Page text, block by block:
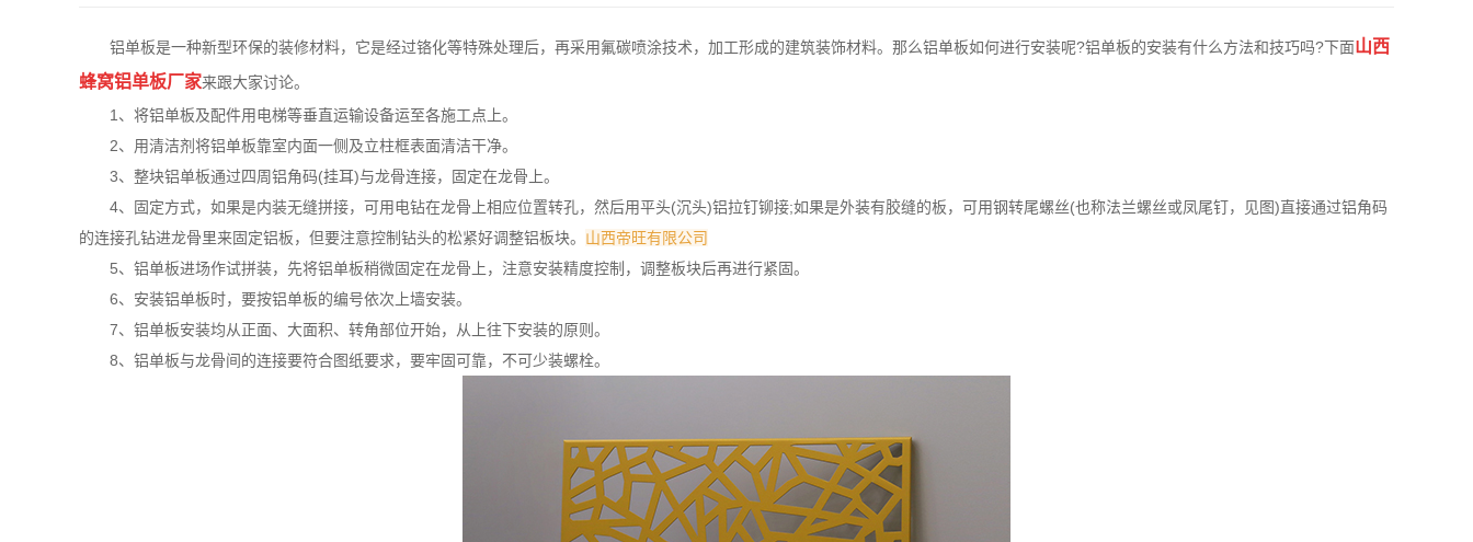
铝单板是一种新型环保的装修材料，它是经过铬化等特殊处理后，再采用氟碳喷涂技术，加工形成的建筑装饰材料。那么铝单板如何进行安装呢?铝单板的安装有什么方法和技巧吗?下面山西
蜂窝铝单板厂家来跟大家讨论。
1、将铝单板及配件用电梯等垂直运输设备运至各施工点上。
2、用清洁剂将铝单板靠室内面一侧及立柱框表面清洁干净。
3、整块铝单板通过四周铝角码(挂耳)与龙骨连接，固定在龙骨上。
4、固定方式，如果是内装无缝拼接，可用电钻在龙骨上相应位置转孔，然后用平头(沉头)铝拉钉铆接;如果是外装有胶缝的板，可用钢转尾螺丝(也称法兰螺丝或凤尾钉，见图)直接通过铝角码
的连接孔钻进龙骨里来固定铝板，但要注意控制钻头的松紧好调整铝板块。 山西帝旺有限公司
5、铝单板进场作试拼装，先将铝单板稍微固定在龙骨上，注意安装精度控制，调整板块后再进行紧固。
6、安装铝单板时，要按铝单板的编号依次上墙安装。
7、铝单板安装均从正面、大面积、转角部位开始，从上往下安装的原则。
8、铝单板与龙骨间的连接要符合图纸要求，要牢固可靠，不可少装螺栓。